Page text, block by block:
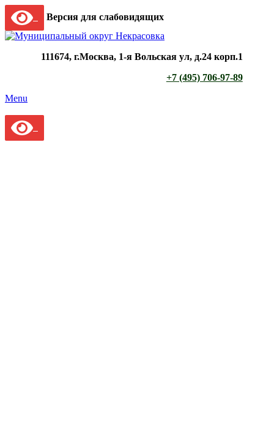
Версия для слабовидящих
111674, г.Москва, 1-я Вольская ул, д.24 корп.1
+7 (495) 706-97-89
Menu